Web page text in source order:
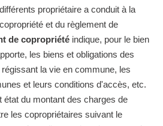
propriétaire a conduit à la
et du règlement de
de copropriété indique, pour le bien
les biens et obligations des
la vie en commune, les
et leurs conditions d'accès, etc.
état du montant des charges de
les copropriétaires suivant le